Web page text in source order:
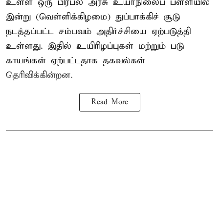
இன்று (வெள்ளிக்கிழமை) துப்பாக்கிச் சூடு
நடத்தப்பட்ட சம்பவம் அதிர்ச்சியை ஏற்படுத்தி
உள்ளது. இதில் உயிரிழப்புகள் மற்றும் படு
காயங்கள் ஏற்பட்டதாக தகவல்கள்
தெரிவிக்கின்றன.
Read More